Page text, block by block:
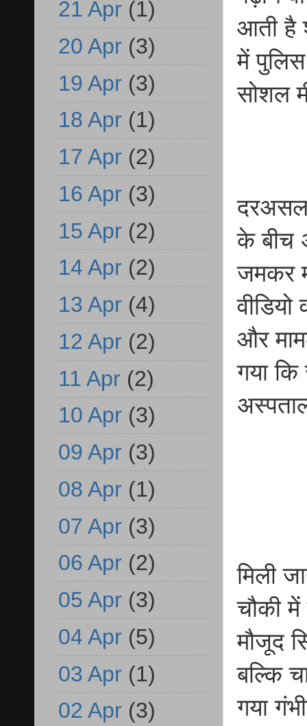
आती है
में पुलिस
सोशल
के बीच
जमकर
और
गया
मिली
चौकी
मौजूद
बल्कि
गया
21 Apr (1)
20 Apr (3)
19 Apr (3)
18 Apr (1)
17 Apr (2)
16 Apr (3)
15 Apr (2)
14 Apr (2)
13 Apr (4)
12 Apr (2)
11 Apr (2)
10 Apr (3)
09 Apr (3)
08 Apr (1)
07 Apr (3)
06 Apr (2)
05 Apr (3)
04 Apr (5)
03 Apr (1)
02 Apr (3)